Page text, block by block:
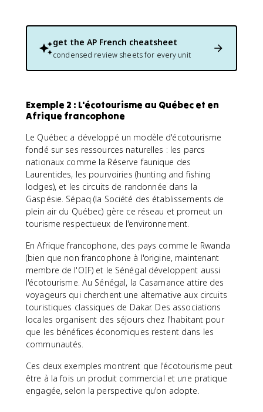
get the AP French cheatsheet
condensed review sheets for every unit
Exemple 2 : L'écotourisme au Québec et en
Afrique francophone
Le Québec a développé un modèle d'écotourisme
fondé sur ses ressources naturelles : les parcs
nationaux comme la Réserve faunique des
Laurentides, les pourvoiries (hunting and fishing
lodges), et les circuits de randonnée dans la
Gaspésie. Sépaq (la Société des établissements de
plein air du Québec) gère ce réseau et promeut un
tourisme respectueux de l'environnement.
En Afrique francophone, des pays comme le Rwanda
(bien que non francophone à l'origine, maintenant
membre de l'OIF) et le Sénégal développent aussi
l'écotourisme. Au Sénégal, la Casamance attire des
voyageurs qui cherchent une alternative aux circuits
touristiques classiques de Dakar. Des associations
locales organisent des séjours chez l'habitant pour
que les bénéfices économiques restent dans les
communautés.
Ces deux exemples montrent que l'écotourisme peut
être à la fois un produit commercial et une pratique
engagée, selon la perspective qu'on adopte.